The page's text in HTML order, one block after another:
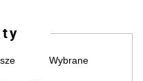
Wybrane